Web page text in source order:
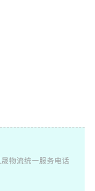
物流统一服务电话